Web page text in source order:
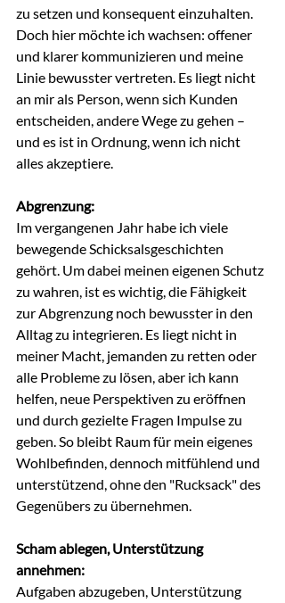
zu setzen und konsequent einzuhalten.
Doch hier möchte ich wachsen: offener
und klarer kommunizieren und meine
Linie bewusster vertreten. Es liegt nicht
an mir als Person, wenn sich Kunden
entscheiden, andere Wege zu gehen –
und es ist in Ordnung, wenn ich nicht
alles akzeptiere.
Abgrenzung:
Im vergangenen Jahr habe ich viele
bewegende Schicksalsgeschichten
gehört. Um dabei meinen eigenen Schutz
zu wahren, ist es wichtig, die Fähigkeit
zur Abgrenzung noch bewusster in den
Alltag zu integrieren. Es liegt nicht in
meiner Macht, jemanden zu retten oder
alle Probleme zu lösen, aber ich kann
helfen, neue Perspektiven zu eröffnen
und durch gezielte Fragen Impulse zu
geben. So bleibt Raum für mein eigenes
Wohlbefinden, dennoch mitfühlend und
unterstützend, ohne den "Rucksack" des
Gegenübers zu übernehmen.
Scham ablegen, Unterstützung
annehmen:
Aufgaben abzugeben, Unterstützung